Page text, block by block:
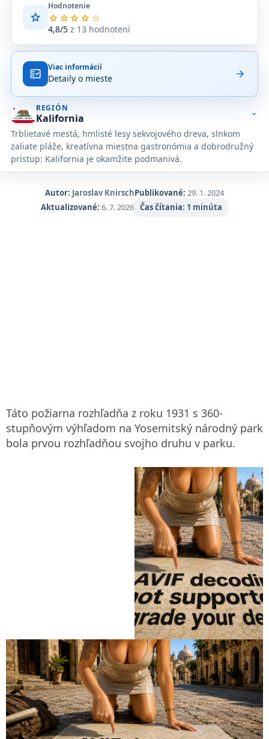
star
Hodnotenie
star star star star star
4,8/5z 13 hodnotení
Priemerné
hodnotenie
z
na
základe
13
hodnotení
na
Google
Maps.
fact_check Viac informácií
Detaily o mieste arrow_forward
REGIÓN
Kalifornia
Trblietavé mestá, hmlisté lesy sekvojového dreva, slnkom
zaliate pláže, kreatívna miestna gastronómia a dobrodružný
prístup: Kalifornia je okamžite podmanivá.
expand_more
Autor: Jaroslav KnirschPublikované: 29. 1. 2024
Aktualizované: 6. 7. 2026 Čas čítania: 1 minúta
Táto požiarna rozhľadňa z roku 1931 s 360-
stupňovým výhľadom na Yosemitský národný park
bola prvou rozhľadňou svojho druhu v parku.